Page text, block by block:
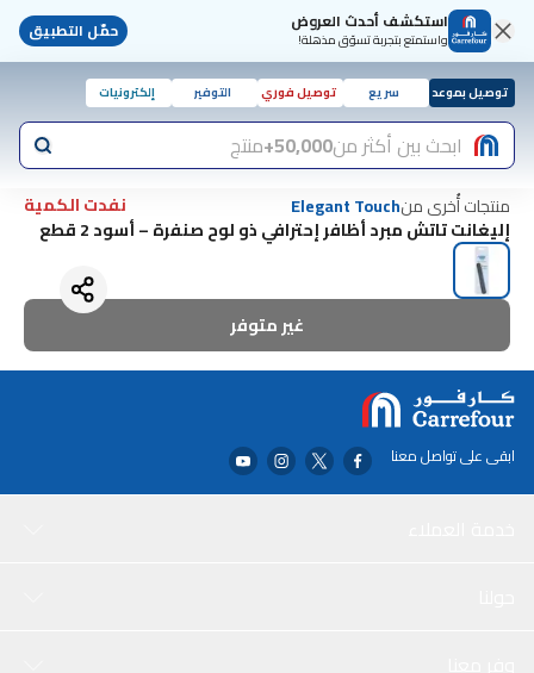
استكشف أحدث العروض
واستمتع بتجربة تسوّق مذهلة! حمّل التطبيق
توصيل بموعد سريع توصيل فوري التوفير إلكترونيات
ابحث بين أكثر من50,000+ منتج
منتجات أُخرى منElegant Touch
نفدت الكمية
إليغانت تاتش مبرد أظافر إحترافي ذو لوح صنفرة – أسود 2 قطع
غير متوفر
ابقى على تواصل معنا